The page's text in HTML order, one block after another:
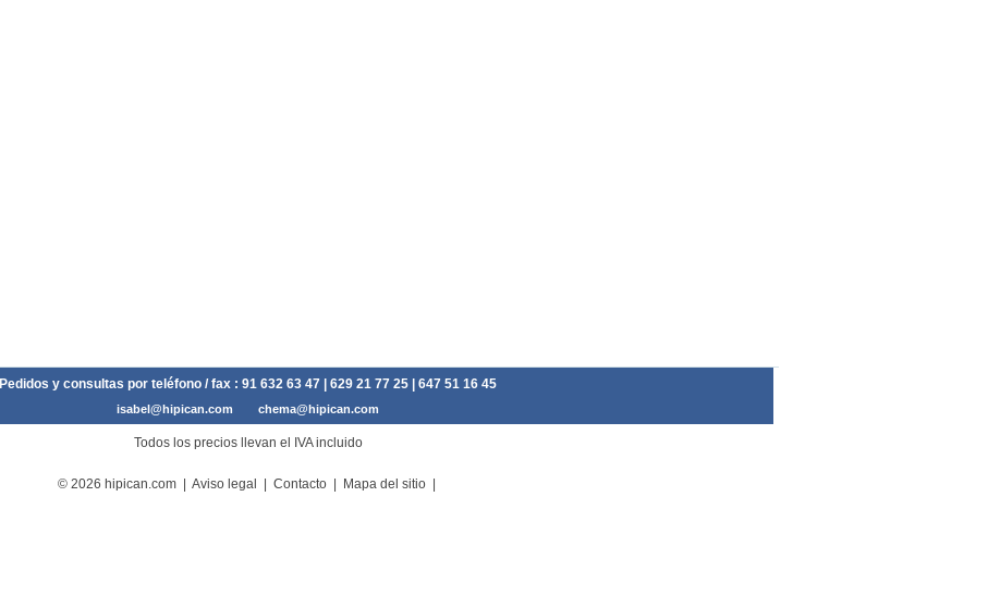
Pedidos y consultas por teléfono / fax : 91 632 63 47 | 629 21 77 25 | 647 51 16 45
isabel@hipican.com chema@hipican.com
Todos los precios llevan el IVA incluido
© 2026 hipican.com | Aviso legal Contacto| Mapa del sitio|